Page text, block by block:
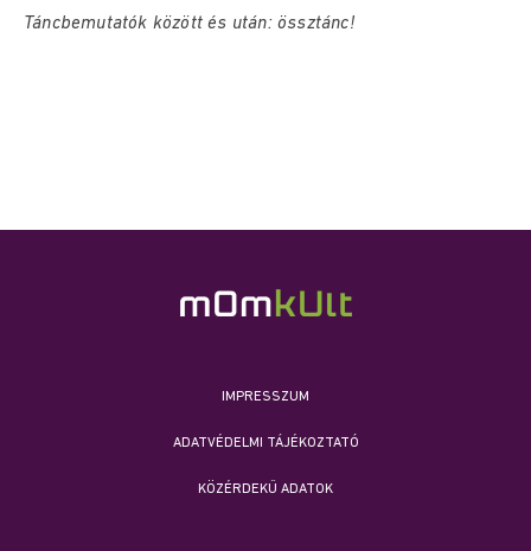
Táncbemutatók között és után: össztánc!
IMPRESSZUM
ADATVÉDELMI TÁJÉKOZTATÓ
KÖZÉRDEKŰ ADATOK